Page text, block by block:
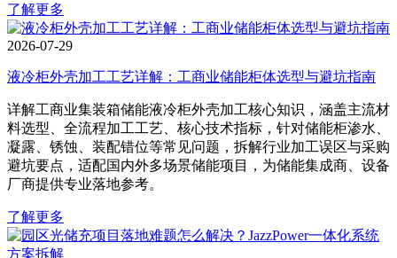
了解更多
2026-07-29
液冷柜外壳加工工艺详解：工商业储能柜体选型与避坑指南
详解工商业集装箱储能液冷柜外壳加工核心知识，涵盖主流材
料选型、全流程加工工艺、核心技术指标，针对储能柜渗水、
凝露、锈蚀、装配错位等常见问题，拆解行业加工误区与采购
避坑要点，适配国内外多场景储能项目，为储能集成商、设备
厂商提供专业落地参考。
了解更多